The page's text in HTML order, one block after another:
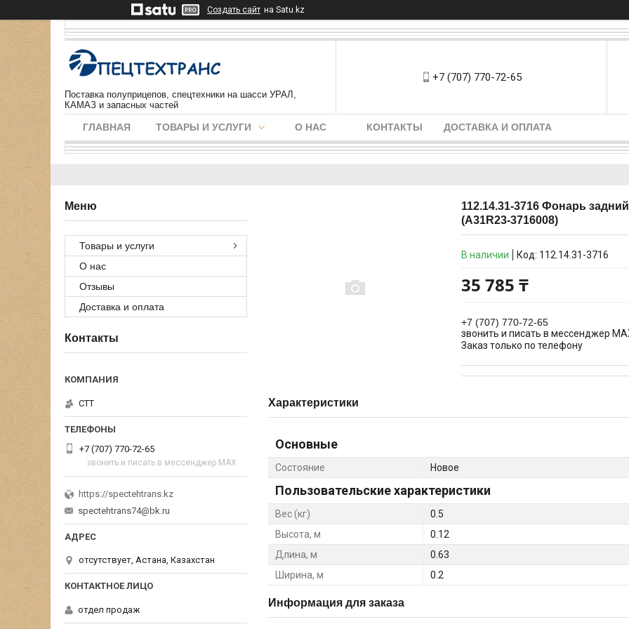
Создать сайт на Satu.kz
Поставка полуприцепов, спецтехники на шасси УРАЛ,
КАМАЗ и запасных частей
+7 (707) 770-72-65
ГЛАВНАЯ ТОВАРЫ И УСЛУГИ О НАС КОНТАКТЫ ДОСТАВКА И ОПЛАТА
112.14.31-3716 Фонарь
(A31R23-3716008)
В наличии Код: 112.14.31-3716
35 785 ₸
+7 (707) 770-72-65
звонить и писать в мессенджер
Заказ только по телефону
Характеристики
Основные
Состояние Новое
Пользовательские характеристики
Вес (кг)
0.5
Высота, м
0.12
Длина, м
0.63
Ширина, м
0.2
Информация для заказа
Товары и услуги
О нас
Отзывы
Доставка и оплата
Контакты
СТТ
+7 (707) 770-72-65
звонить и писать в мессенджер MAX
https://spectehtrans.kz
spectehtrans74@bk.ru
отсутствует, Астана, Казахстан
отдел продаж